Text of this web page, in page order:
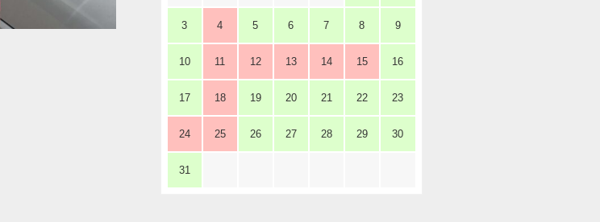
3 4 5 6 7 8 9
10 11 12 13 14 15 16
17 18 19 20 21 22 23
24 25 26 27 28 29 30
31